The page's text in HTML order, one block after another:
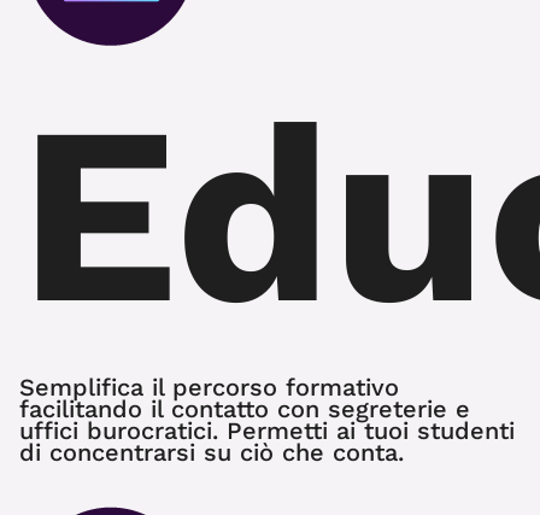
Semplifica il percorso formativo
facilitando il contatto con segreterie e
uffici burocratici. Permetti ai tuoi studenti
di concentrarsi su ciò che conta.